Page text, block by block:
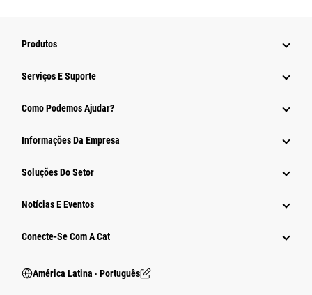
Produtos
Serviços E Suporte
Como Podemos Ajudar?
Informações Da Empresa
Soluções Do Setor
Notícias E Eventos
Conecte-Se Com A Cat
América Latina ‧ Português